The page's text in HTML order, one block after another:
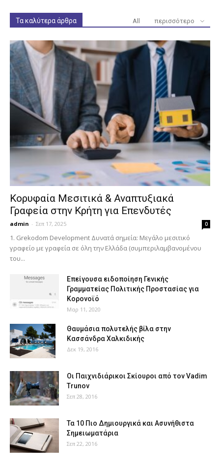
Τα καλύτερα άρθρα All περισσότερο
Κορυφαία Μεσιτικά & Αναπτυξιακά
Γραφεία στην Κρήτη για Επενδυτές
admin - Σεπ 17, 2025 0
1. Grekodom Development Δυνατά σημεία: Μεγάλο μεσιτικό
γραφείο με γραφεία σε όλη την Ελλάδα (συμπεριλαμβανομένου
του...
Επείγουσα ειδοποίηση Γενικής
Γραμματείας Πολιτικής Προστασίας για
Κορονοϊό
Μαρ 11, 2020
Θαυμάσια πολυτελής βίλα στην
Κασσάνδρα Χαλκιδικής
Δεκ 19, 2016
Οι Παιχνιδιάρικοι Σκίουροι από τον Vadim
Trunov
Σεπ 28, 2016
Τα 10 Πιο Δημιουργικά και Ασυνήθιστα
Σημειωματάρια
Σεπ 22, 2016